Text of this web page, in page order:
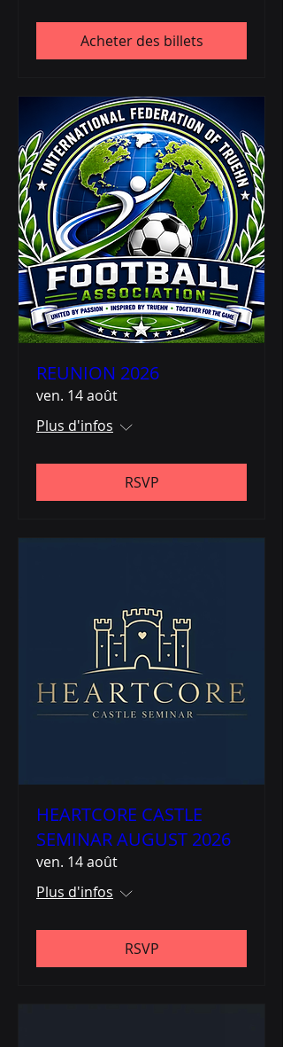
Acheter des billets
REUNION 2026
ven. 14 août
Plus d'infos
RSVP
HEARTCORE CASTLE
SEMINAR AUGUST 2026
ven. 14 août
Plus d'infos
RSVP